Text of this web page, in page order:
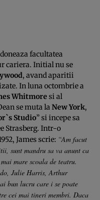
facultatea
cariera. Initial nu se
, avand aparitii
In luna octombrie a
Whitmore si al
se muta la New York,
Studio” si incepe sa
Strasberg. Intr-o
James scrie: “Am facut
sunt mandru sa va anunt ca
mare scoala de teatru.
Julie Harris, Arthur
bun lucru care i se poate
cei mai tineri membri. Daca